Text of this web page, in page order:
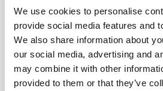
We use cookies to personalise
provide social media features and
We also share information about
our social media, advertising and
may combine it with other
provided to them or that they’ve
Senaste publiceringarna
Visa fler artiklar